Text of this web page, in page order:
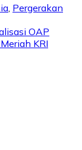
, Pergerakan
OAP
KRI